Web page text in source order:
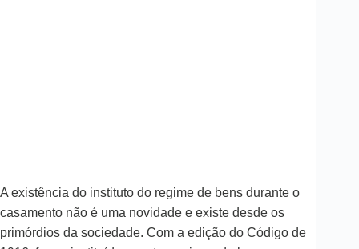
A existência do instituto do regime de bens durante o
casamento não é uma novidade e existe desde os
primórdios da sociedade. Com a edição do Código de